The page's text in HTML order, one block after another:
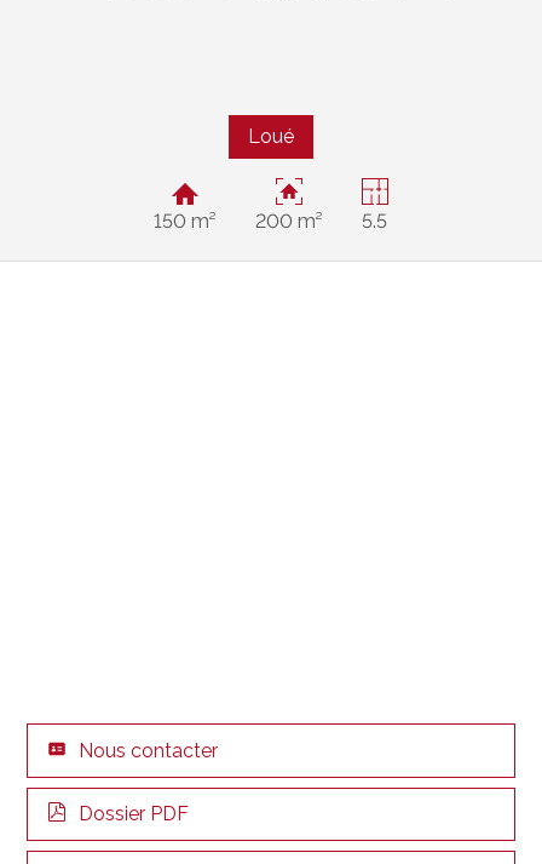
Loué
150 m² 200 m² 5.5
Nous contacter
Dossier PDF